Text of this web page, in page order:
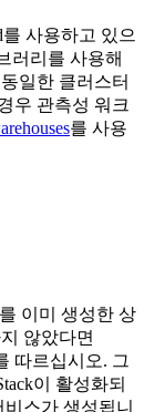
사용하고 있으
러리를 사용해
일한 클러스터
우 관측성 워크
를 사용
이미 생성한 상
않았다면
따르십시오. 그
이 활성화되
스가 생성됩니